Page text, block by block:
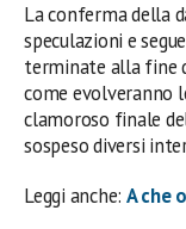
La conferma della
speculazioni e
terminate alla fine
come evolveranno
clamoroso finale
sospeso diversi
Leggi anche: A che